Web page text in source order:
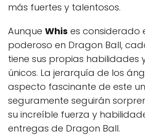
más fuertes y talentosos.
Aunque Whis es considerado
poderoso en Dragon Ball,
tiene sus propias habilidades
únicos. La jerarquía de los
aspecto fascinante de este
seguramente seguirán
su increíble fuerza y
entregas de Dragon Ball.